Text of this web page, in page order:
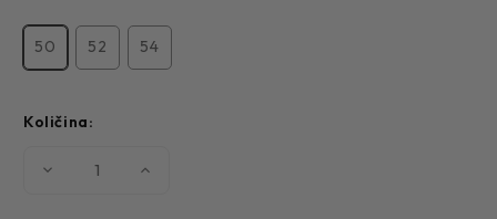
50 52 54
Količina:
Smanjite Povećajte